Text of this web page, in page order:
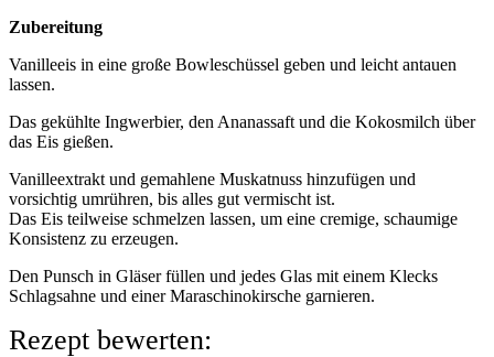
Zubereitung
Vanilleeis in eine große Bowleschüssel geben und leicht antauen
lassen.
Das gekühlte Ingwerbier, den Ananassaft und die Kokosmilch über
das Eis gießen.
Vanilleextrakt und gemahlene Muskatnuss hinzufügen und
vorsichtig umrühren, bis alles gut vermischt ist.
Das Eis teilweise schmelzen lassen, um eine cremige, schaumige
Konsistenz zu erzeugen.
Den Punsch in Gläser füllen und jedes Glas mit einem Klecks
Schlagsahne und einer Maraschinokirsche garnieren.
Rezept bewerten: